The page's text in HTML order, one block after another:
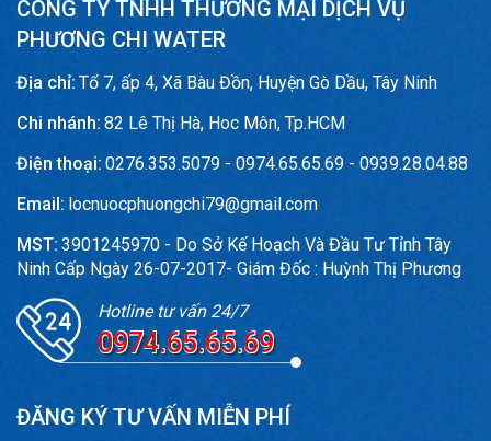
CÔNG TY TNHH THƯƠNG MẠI DỊCH VỤ
PHƯƠNG CHI WATER
Địa chỉ: Tổ 7, ấp 4, Xã Bàu Đồn, Huyện Gò Dầu, Tây Ninh
Chi nhánh: 82 Lê Thị Hà, Hoc Môn, Tp.HCM
Điện thoại: 0276.353.5079 - 0974.65.65.69 - 0939.28.04.88
Email: locnuocphuongchi79@gmail.com
MST: 3901245970 - Do Sở Kế Hoạch Và Đầu Tư Tỉnh Tây
Ninh Cấp Ngày 26-07-2017- Giám Đốc : Huỳnh Thị Phương
Hotline tư vấn 24/7
0974.65.65.69
ĐĂNG KÝ TƯ VẤN MIỄN PHÍ